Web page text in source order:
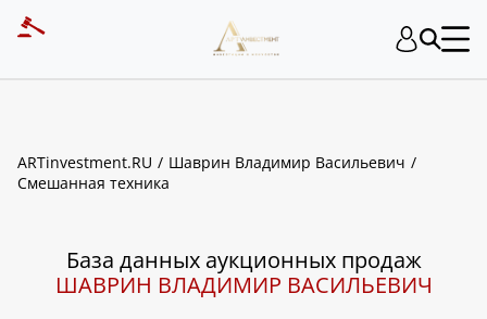
ARTinvestment.RU
Шаврин Владимир Васильевич
Смешанная техника
База данных аукционных продаж
ШАВРИН ВЛАДИМИР ВАСИЛЬЕВИЧ